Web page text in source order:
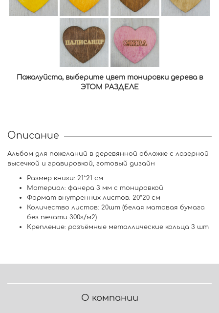
Пожалуйста, выберите цвет тонировки дерева в
ЭТОМ РАЗДЕЛЕ
Описание
Альбом для пожеланий в деревянной обложке с лазерной
высечкой и гравировкой, готовый дизайн
Размер книги: 21*21 см
Материал: фанера 3 мм с тонировкой
Формат внутренних листов: 20*20 см
Количество листов: 20шт (белая матовая бумага
без печати 300г/м2)
Крепление: разъёмные металлические кольца 3 шт
О компании